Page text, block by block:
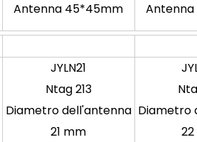
Antenna 45*45mm
JYLN21
Ntag 213
Diametro dell'antenna
21 mm
Diametro